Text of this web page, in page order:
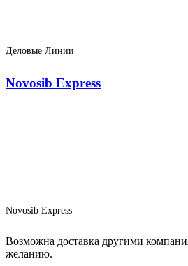
Деловые Линии
Novosib Express
Novosib Express
Возможна доставка другими
желанию.